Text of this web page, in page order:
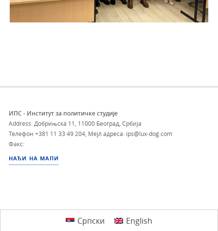
ИПС - Институт за политичке студије
Address: Добрињска 11, 11000 Београд, Србија
Телефон +381 11 33 49 204, Мејл адреса: ips@lux-dog.com
Факс:
НАЂИ НА МАПИ
Српски English